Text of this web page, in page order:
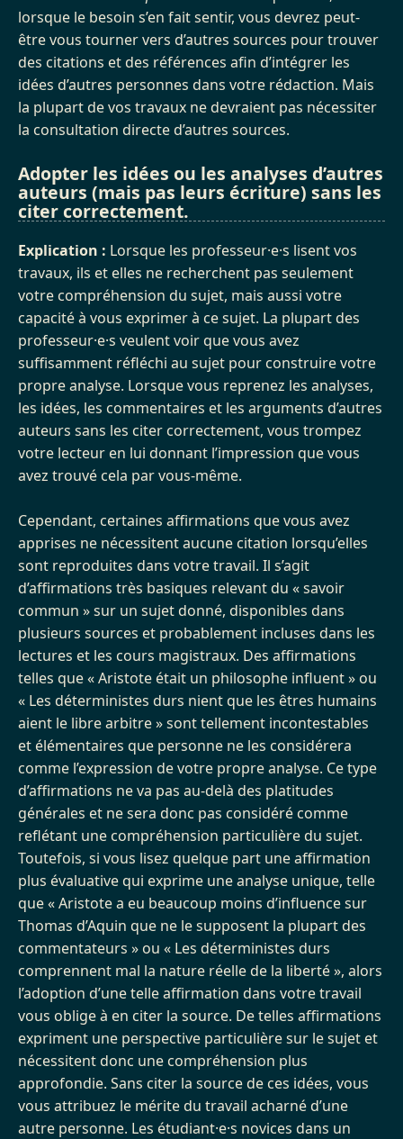
lorsque le besoin s’en fait sentir, vous devrez peut-
être vous tourner vers d’autres sources pour trouver
des citations et des références afin d’intégrer les
idées d’autres personnes dans votre rédaction. Mais
la plupart de vos travaux ne devraient pas nécessiter
la consultation directe d’autres sources.
Adopter les idées ou les analyses d’autres
auteurs (mais pas leurs écriture) sans les
citer correctement.
Explication : Lorsque les professeur·e·s lisent vos
travaux, ils et elles ne recherchent pas seulement
votre compréhension du sujet, mais aussi votre
capacité à vous exprimer à ce sujet. La plupart des
professeur·e·s veulent voir que vous avez
suffisamment réfléchi au sujet pour construire votre
propre analyse. Lorsque vous reprenez les analyses,
les idées, les commentaires et les arguments d’autres
auteurs sans les citer correctement, vous trompez
votre lecteur en lui donnant l’impression que vous
avez trouvé cela par vous-même.
Cependant, certaines affirmations que vous avez
apprises ne nécessitent aucune citation lorsqu’elles
sont reproduites dans votre travail. Il s’agit
d’affirmations très basiques relevant du « savoir
commun » sur un sujet donné, disponibles dans
plusieurs sources et probablement incluses dans les
lectures et les cours magistraux. Des affirmations
telles que « Aristote était un philosophe influent » ou
« Les déterministes durs nient que les êtres humains
aient le libre arbitre » sont tellement incontestables
et élémentaires que personne ne les considérera
comme l’expression de votre propre analyse. Ce type
d’affirmations ne va pas au-delà des platitudes
générales et ne sera donc pas considéré comme
reflétant une compréhension particulière du sujet.
Toutefois, si vous lisez quelque part une affirmation
plus évaluative qui exprime une analyse unique, telle
que « Aristote a eu beaucoup moins d’influence sur
Thomas d’Aquin que ne le supposent la plupart des
commentateurs » ou « Les déterministes durs
comprennent mal la nature réelle de la liberté », alors
l’adoption d’une telle affirmation dans votre travail
vous oblige à en citer la source. De telles affirmations
expriment une perspective particulière sur le sujet et
nécessitent donc une compréhension plus
approfondie. Sans citer la source de ces idées, vous
vous attribuez le mérite du travail acharné d’une
autre personne. Les étudiant·e·s novices dans un